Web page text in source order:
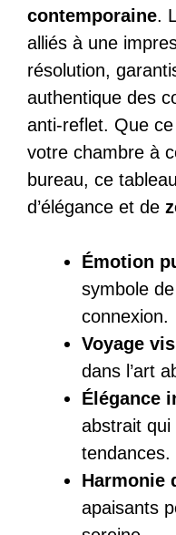
contemporaine.
alliés à une
résolution,
authentique des
anti-reflet. Que
votre chambre à
bureau, ce
d’élégance et de
Émotion
symbole
connexion.
Voyage
dans l’art
Élégance
abstrait qui
tendances.
Harmonie
apaisants